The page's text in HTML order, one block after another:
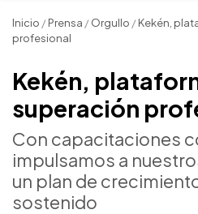
Inicio /Prensa /Orgullo /Kekén,
profesional
Kekén,
superación
Con capacitaciones
impulsamos a
un plan de
sostenido